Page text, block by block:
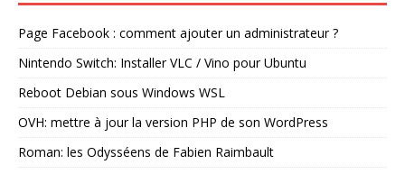
Page Facebook : comment ajouter un administrateur ?
Nintendo Switch: Installer VLC / Vino pour Ubuntu
Reboot Debian sous Windows WSL
OVH: mettre à jour la version PHP de son WordPress
Roman: les Odysséens de Fabien Raimbault